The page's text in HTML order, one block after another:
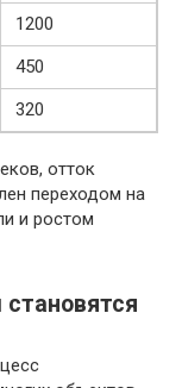
1200
450
320
отток
переходом на
и ростом